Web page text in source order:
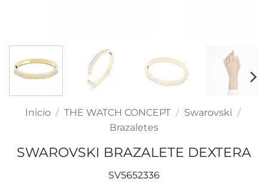
Inicio / THE WATCH CONCEPT / Swarovski /
Brazaletes
SWAROVSKI BRAZALETE DEXTERA
SV5652336